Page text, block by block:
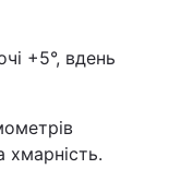
+5°, вдень
хмарність.